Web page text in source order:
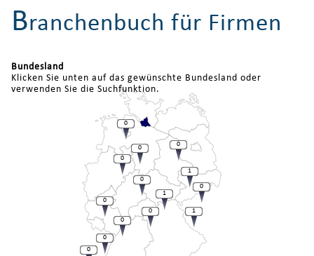
Branchenbuch für Firmen
Bundesland
Klicken Sie unten auf das gewünschte Bundesland oder
verwenden Sie die Suchfunktion.
1
0
0
1
1
0
0
0
0
0
0
0
0
0